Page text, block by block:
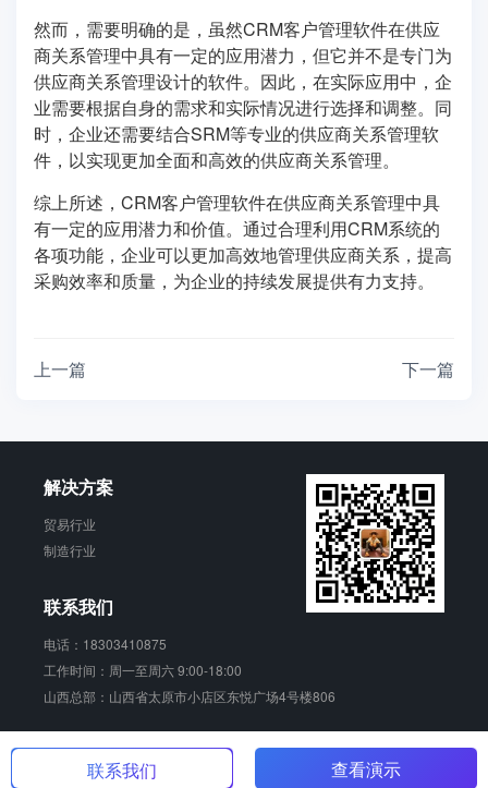
然而，需要明确的是，虽然CRM客户管理软件在供应
商关系管理中具有一定的应用潜力，但它并不是专门为
供应商关系管理设计的软件。因此，在实际应用中，企
业需要根据自身的需求和实际情况进行选择和调整。同
时，企业还需要结合SRM等专业的供应商关系管理软
件，以实现更加全面和高效的供应商关系管理。
综上所述，CRM客户管理软件在供应商关系管理中具
有一定的应用潜力和价值。通过合理利用CRM系统的
各项功能，企业可以更加高效地管理供应商关系，提高
采购效率和质量，为企业的持续发展提供有力支持。
上一篇 下一篇
解决方案
贸易行业
制造行业
联系我们
电话：18303410875
工作时间：周一至周六 9:00-18:00
山西总部：山西省太原市小店区东悦广场4号楼806
青动 版权所有
联系我们 查看演示